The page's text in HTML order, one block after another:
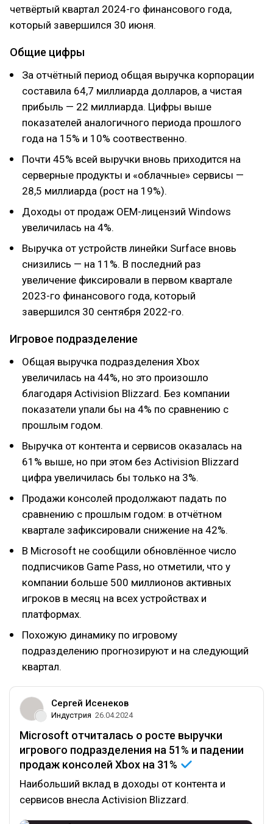
четвёртый квартал 2024-го финансового года,
который завершился 30 июня.
Общие цифры
За отчётный период общая выручка корпорации
составила 64,7 миллиарда долларов, а чистая
прибыль — 22 миллиарда. Цифры выше
показателей аналогичного периода прошлого
года на 15% и 10% соотвественно.
Почти 45% всей выручки вновь приходится на
серверные продукты и «облачные» сервисы —
28,5 миллиарда (рост на 19%).
Доходы от продаж OEM-лицензий Windows
увеличилась на 4%.
Выручка от устройств линейки Surface вновь
снизились — на 11%. В последний раз
увеличение фиксировали в первом квартале
2023-го финансового года, который
завершился 30 сентября 2022-го.
Игровое подразделение
Общая выручка подразделения Xbox
увеличилась на 44%, но это произошло
благодаря Activision Blizzard. Без компании
показатели упали бы на 4% по сравнению с
прошлым годом.
Выручка от контента и сервисов оказалась на
61% выше, но при этом без Activision Blizzard
цифра увеличилась бы только на 3%.
Продажи консолей продолжают падать по
сравнению с прошлым годом: в отчётном
квартале зафиксировали снижение на 42%.
В Microsoft не сообщили обновлённое число
подписчиков Game Pass, но отметили, что у
компании больше 500 миллионов активных
игроков в месяц на всех устройствах и
платформах.
Похожую динамику по игровому
подразделению прогнозируют и на следующий
квартал.
Сергей Исенеков
Индустрия 26.04.2024
Microsoft отчиталась о росте выручки
игрового подразделения на 51% и падении
продаж консолей Xbox на 31%
Наибольший вклад в доходы от контента и
сервисов внесла Activision Blizzard.